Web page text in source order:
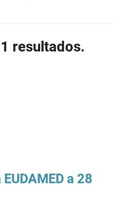
resultados.
a 28